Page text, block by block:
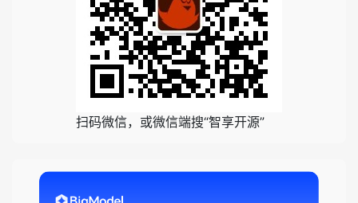
扫码微信，或微信端搜“智享开源”